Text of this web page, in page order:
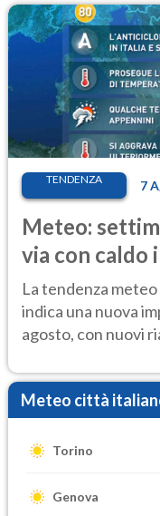
TENDENZA 7
Meteo:
via con caldo
temporale
La tendenza
indica una nuova
agosto, con nuovi
Meteo città
Torino
Genova